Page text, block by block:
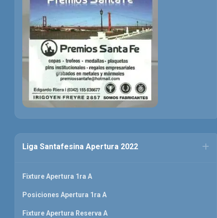
Liga Santafesina Apertura 2022
Fixture Apertura 1ra A
Posiciones Apertura 1ra A
Fixture Apertura Reserva A